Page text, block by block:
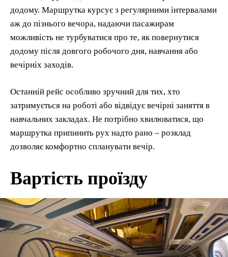
додому. Маршрутка курсує з регулярними інтервалами
аж до пізнього вечора, надаючи пасажирам
можливість не турбуватися про те, як повернутися
додому після довгого робочого дня, навчання або
вечірніх заходів.
Останній рейс особливо зручний для тих, хто
затримується на роботі або відвідує вечірні заняття в
навчальних закладах. Не потрібно хвилюватися, що
маршрутка припинить рух надто рано – розклад
дозволяє комфортно спланувати вечір.
Вартість проїзду